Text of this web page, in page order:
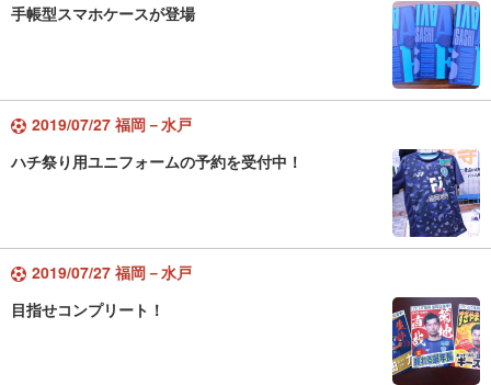
手帳型スマホケースが登場
2019/07/27 福岡－水戸
ハチ祭り用ユニフォームの予約を受付中！
2019/07/27 福岡－水戸
目指せコンプリート！